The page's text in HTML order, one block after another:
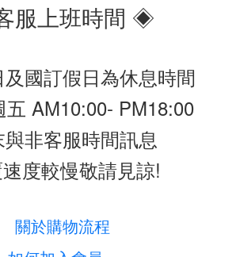
服上班時間 ◈
國訂假日為休息時間
五 AM10:00- PM18:00
非客服時間訊息
度較慢敬請見諒!
關於購物流程